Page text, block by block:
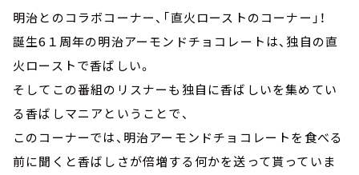
明治とのコラボコーナー、「直火ローストのコーナー」！
誕生6１周年の明治アーモンドチョコレートは、独自の直
火ローストで香ばしい。
そしてこの番組のリスナーも独自に香ばしいを集めてい
る香ばしマニアということで、
このコーナーでは、明治アーモンドチョコレートを食べる
前に聞くと香ばしさが倍増する何かを送って貰っていま